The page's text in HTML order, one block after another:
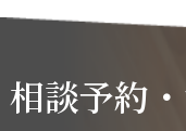
相談予約